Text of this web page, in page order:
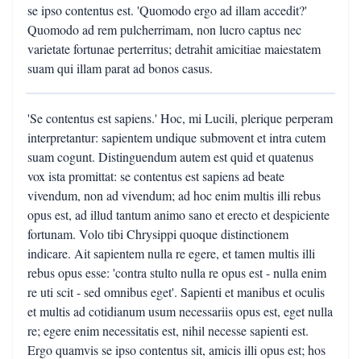
se ipso contentus est. 'Quomodo ergo ad illam accedit?'
Quomodo ad rem pulcherrimam, non lucro captus nec
varietate fortunae perterritus; detrahit amicitiae maiestatem
suam qui illam parat ad bonos casus.
'Se contentus est sapiens.' Hoc, mi Lucili, plerique perperam
interpretantur: sapientem undique submovent et intra cutem
suam cogunt. Distinguendum autem est quid et quatenus
vox ista promittat: se contentus est sapiens ad beate
vivendum, non ad vivendum; ad hoc enim multis illi rebus
opus est, ad illud tantum animo sano et erecto et despiciente
fortunam. Volo tibi Chrysippi quoque distinctionem
indicare. Ait sapientem nulla re egere, et tamen multis illi
rebus opus esse: 'contra stulto nulla re opus est - nulla enim
re uti scit - sed omnibus eget'. Sapienti et manibus et oculis
et multis ad cotidianum usum necessariis opus est, eget nulla
re; egere enim necessitatis est, nihil necesse sapienti est.
Ergo quamvis se ipso contentus sit, amicis illi opus est; hos